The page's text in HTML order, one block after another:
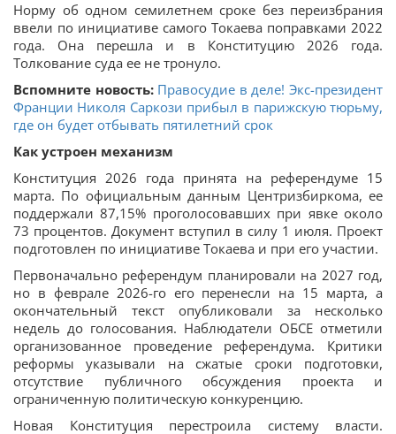
Норму об одном семилетнем сроке без переизбрания
ввели по инициативе самого Токаева поправками 2022
года. Она перешла и в Конституцию 2026 года.
Толкование суда ее не тронуло.
Вспомните новость: Правосудие в деле! Экс-президент
Франции Николя Саркози прибыл в парижскую тюрьму,
где он будет отбывать пятилетний срок
Как устроен механизм
Конституция 2026 года принята на референдуме 15
марта. По официальным данным Центризбиркома, ее
поддержали 87,15% проголосовавших при явке около
73 процентов. Документ вступил в силу 1 июля. Проект
подготовлен по инициативе Токаева и при его участии.
Первоначально референдум планировали на 2027 год,
но в феврале 2026-го его перенесли на 15 марта, а
окончательный текст опубликовали за несколько
недель до голосования. Наблюдатели ОБСЕ отметили
организованное проведение референдума. Критики
реформы указывали на сжатые сроки подготовки,
отсутствие публичного обсуждения проекта и
ограниченную политическую конкуренцию.
Новая Конституция перестроила систему власти.